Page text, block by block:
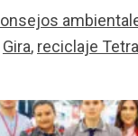
Gira, reciclaje